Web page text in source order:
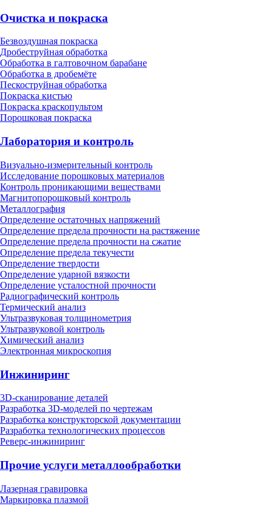
Очистка и покраска
Безвоздушная покраска
Дробеструйная обработка
Обработка в галтовочном барабане
Обработка в дробемёте
Пескоструйная обработка
Покраска кистью
Покраска краскопультом
Порошковая покраска
Лаборатория и контроль
Визуально-измерительный контроль
Исследование порошковых материалов
Контроль проникающими веществами
Магнитопорошковый контроль
Металлография
Определение остаточных напряжений
Определение предела прочности на растяжение
Определение предела прочности на сжатие
Определение предела текучести
Определение твердости
Определение ударной вязкости
Определение усталостной прочности
Радиографический контроль
Термический анализ
Ультразвуковая толщинометрия
Ультразвуковой контроль
Химический анализ
Электронная микроскопия
Инжиниринг
3D-сканирование деталей
Разработка 3D-моделей по чертежам
Разработка конструкторской документации
Разработка технологических процессов
Реверс-инжиниринг
Прочие услуги металлообработки
Лазерная гравировка
Маркировка плазмой